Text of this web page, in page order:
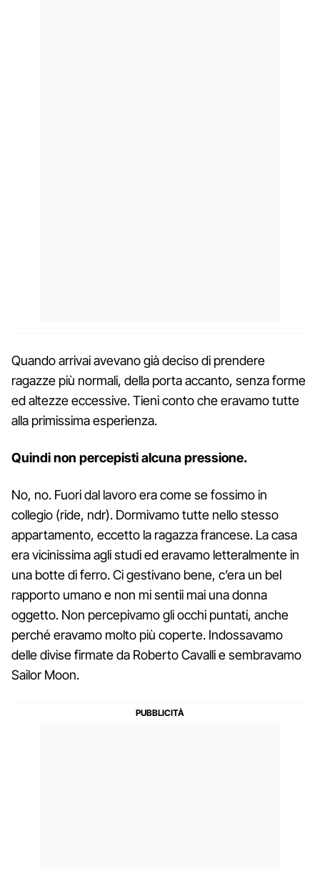
Quando arrivai avevano già deciso di prendere
ragazze più normali, della porta accanto, senza forme
ed altezze eccessive. Tieni conto che eravamo tutte
alla primissima esperienza.
Quindi non percepisti alcuna pressione.
No, no. Fuori dal lavoro era come se fossimo in
collegio (ride, ndr). Dormivamo tutte nello stesso
appartamento, eccetto la ragazza francese. La casa
era vicinissima agli studi ed eravamo letteralmente in
una botte di ferro. Ci gestivano bene, c’era un bel
rapporto umano e non mi sentii mai una donna
oggetto. Non percepivamo gli occhi puntati, anche
perché eravamo molto più coperte. Indossavamo
delle divise firmate da Roberto Cavalli e sembravamo
Sailor Moon.